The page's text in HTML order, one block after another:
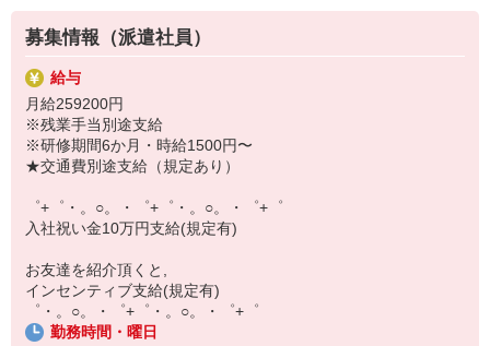
￣￣￣￣￣￣￣￣￣￣￣
▼オフィスワーク
事務、経理、データ入力、コールセンター、受付
▼工場・製造・軽作業系
機械/食品製造・梱包・仕分け・加工・組立・検査
▼美容系
眉毛サロンのアイブロウ・ネイリスト・エステ
▼営業・販売
法人営業・アパレル販売・個別指導塾・人材紹介
▼人気案件も多数♪
短期・期間限定・オープニング・官公庁案件
上場/優良/大手企業など
【スマホ面接実施中】
￣￣￣￣￣￣￣￣￣
自宅に居ながらスマホでカンタン面接OK！
オンライン面談なのでスピード対応。
満足度◎
■携帯やインターネット販売業務
docomo(ドコモ)/au(エーユー)・KDDI/softbank(ソフトバンク)など
の大手キャリアから
ワイモバイル(Y!mobille)、楽天モバイル、UQなど格安スマホまで幅
広く紹介可能♪
人気のApple（アップル）店舗もございます！
募集情報（派遣社員）
給与
月給259200円
※残業手当別途支給
※研修期間6か月・時給1500円〜
★交通費別途支給（規定あり）
゜+゜・。○。・゜+゜・。○。・゜+゜
入社祝い金10万円支給(規定有)
お友達を紹介頂くと,
インセンティブ支給(規定有)
゜・。○。・゜+゜・。○。・゜+゜
勤務時間・曜日